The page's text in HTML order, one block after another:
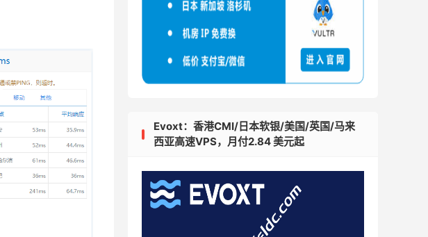
Evoxt：香港CMI/日本软银/美国/英国/马来
西亚高速VPS，月付2.84 美元起